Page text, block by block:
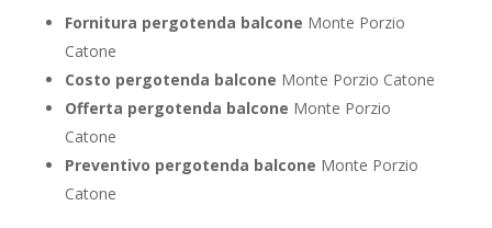
Fornitura pergotenda balcone Monte Porzio
Catone
Costo pergotenda balcone Monte Porzio Catone
Offerta pergotenda balcone Monte Porzio
Catone
Preventivo pergotenda balcone Monte Porzio
Catone